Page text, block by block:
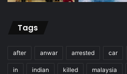
Tags
after anwar arrested car
in indian killed malaysia